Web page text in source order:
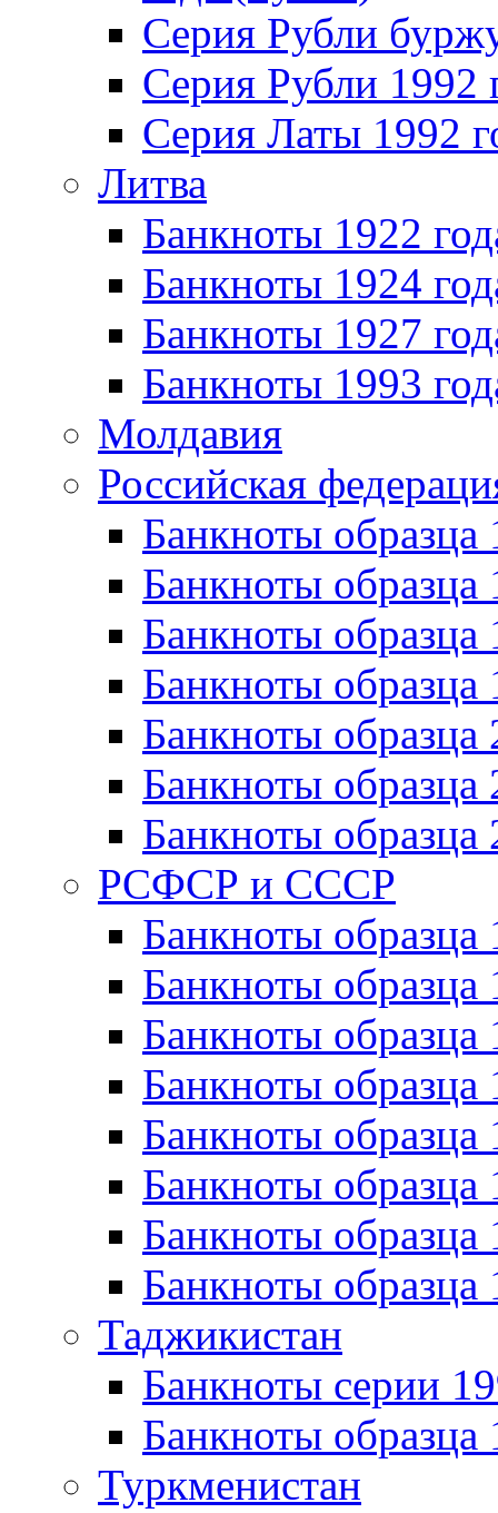
Серия Рубли
Серия Рубли 1992
Серия Латы 1992
Литва
Банкноты 1922
Банкноты 1924
Банкноты 1927
Банкноты 1993
Молдавия
Российская
Банкноты образца
Банкноты образца
Банкноты образца
Банкноты образца
Банкноты образца
Банкноты образца
Банкноты образца
РСФСР и СССР
Банкноты
Банкноты образца
Банкноты образца
Банкноты образца
Банкноты образца
Банкноты образца
Банкноты образца
Банкноты образца
Таджикистан
Банкноты серии
Банкноты образца
Туркменистан